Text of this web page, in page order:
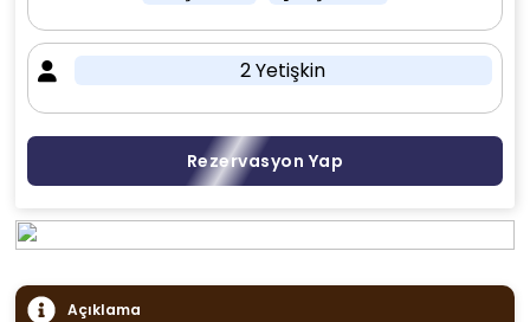
2 Yetişkin
Rezervasyon Yap
Açıklama